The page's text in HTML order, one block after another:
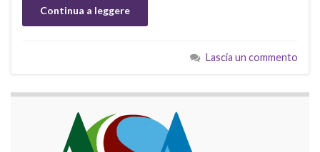
Continua a leggere
Lascia un commento